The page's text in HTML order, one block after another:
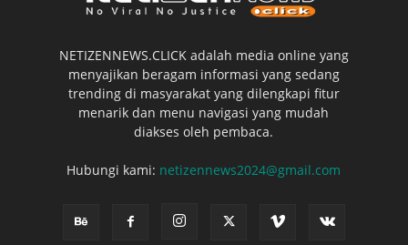
NETIZENNEWS.CLICK adalah media online yang
menyajikan beragam informasi yang sedang
trending di masyarakat yang dilengkapi fitur
menarik dan menu navigasi yang mudah
diakses oleh pembaca.
Hubungi kami: netizennews2024@gmail.com